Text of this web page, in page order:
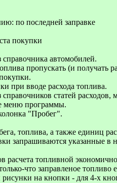
по последней заправке
покупки
автомобилей.
пропускать (и получать
при вводе расхода топлива.
статей расходов,
меню программы.
"Пробег".
топлива, а также единиц
запрашиваются указанные
расчета топливной
что заправленое
на кнопки - для 4-х